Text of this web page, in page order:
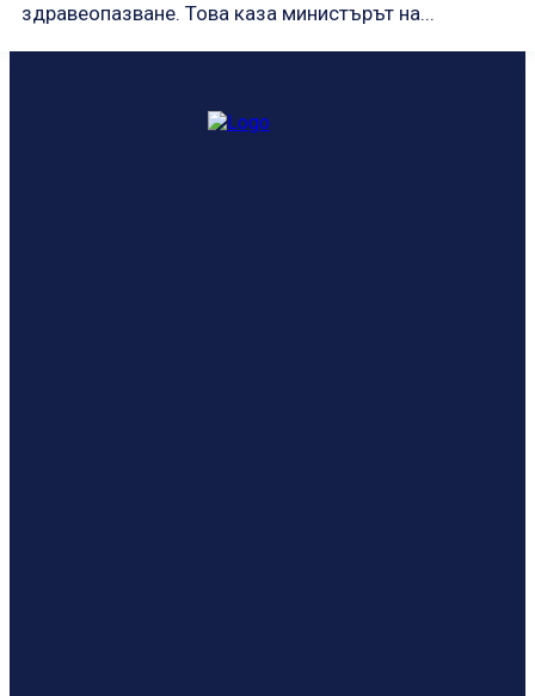
здравеопазване. Това каза министърът на...